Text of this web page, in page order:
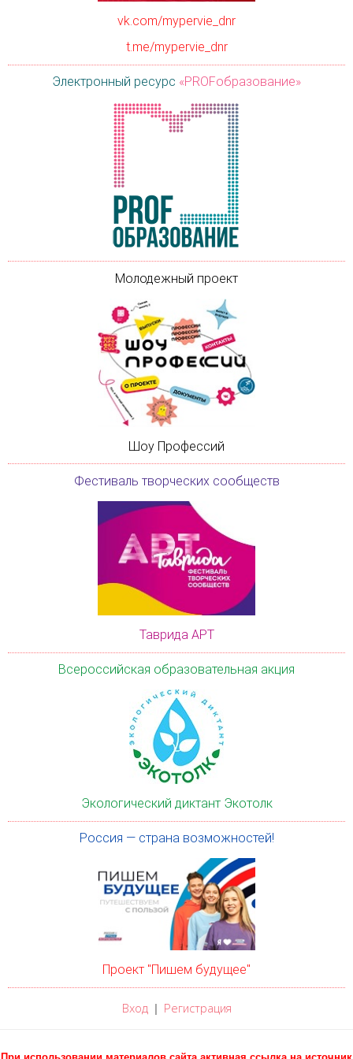
vk.com/mypervie_dnr
t.me/mypervie_dnr
Электронный ресурс «PROFобразование»
Молодежный проект
Шоу Профессий
Фестиваль творческих сообществ
Таврида АРТ
Всероссийская образовательная акция
Экологический диктант Экотолк
Россия — страна возможностей!
Проект "Пишем будущее"
Вход| Регистрация